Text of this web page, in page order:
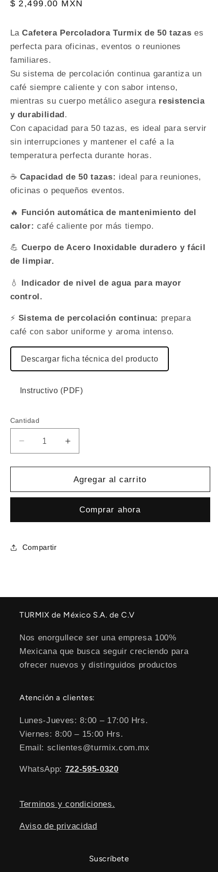
Precio
$ 2,499.00 MXN
LaCafetera Percoladora Turmix de 50 tazas es
perfecta para oficinas, eventos o reuniones
familiares.
Su sistema de percolación continua garantiza un
café siempre caliente y con sabor intenso,
mientras su cuerpo metálico asegura resistencia
y durabilidad.
Con capacidad para 50 tazas, es ideal para servir
sin interrupciones y mantener el café a la
temperatura perfecta durante horas.
☕ Capacidad de 50 tazas: ideal para reuniones,
oficinas o pequeños eventos.
🔥 Función automática de mantenimiento del
calor: café caliente por más tiempo.
💪 Cuerpo de Acero Inoxidable duradero y fácil
de limpiar.
💧 Indicador de nivel de agua para mayor
control.
⚡ Sistema de percolación continua: prepara
café con sabor uniforme y aroma intenso.
Descargar ficha técnica del producto
Instructivo (PDF)
Cantidad
Reducir
cantidad
para
50
Aumentar
cantidad
para
Cafetera
50
Agregar al carrito
Comprar ahora
Compartir
TURMIX de México S.A. de C.V
Nos enorgullece ser una empresa 100%
Mexicana que busca seguir creciendo para
ofrecer nuevos y distinguidos productos
Atención a clientes:
Lunes-Jueves: 8:00 – 17:00 Hrs.
Viernes: 8:00 – 15:00 Hrs.
Email: sclientes@turmix.com.mx
WhatsApp: 722-595-0320
Terminos y condiciones.
Aviso de privacidad
Suscríbete